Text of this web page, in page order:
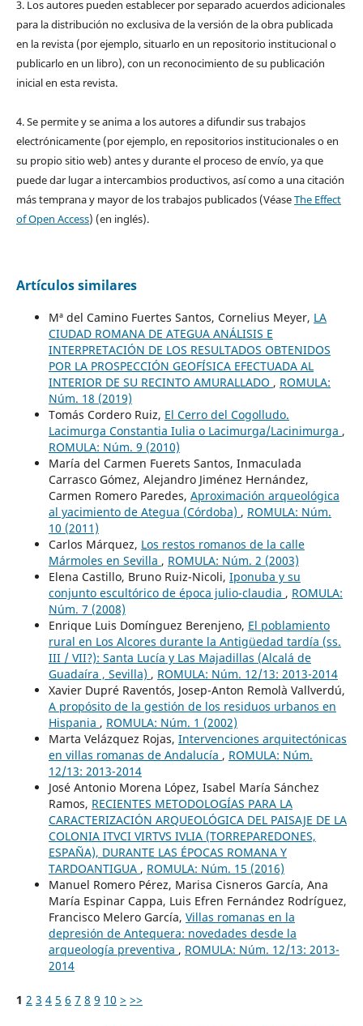
3. Los autores pueden establecer por separado acuerdos adicionales
para la distribución no exclusiva de la versión de la obra publicada
en la revista (por ejemplo, situarlo en un repositorio institucional o
publicarlo en un libro), con un reconocimiento de su publicación
inicial en esta revista.
4. Se permite y se anima a los autores a difundir sus trabajos
electrónicamente (por ejemplo, en repositorios institucionales o en
su propio sitio web) antes y durante el proceso de envío, ya que
puede dar lugar a intercambios productivos, así como a una citación
más temprana y mayor de los trabajos publicados (VéaseThe Effect
of Open Access) (en inglés).
Artículos similares
Mª del Camino Fuertes Santos, Cornelius Meyer, LA
CIUDAD ROMANA DE ATEGUA ANÁLISIS E
INTERPRETACIÓN DE LOS RESULTADOS OBTENIDOS
POR LA PROSPECCIÓN GEOFÍSICA EFECTUADA AL
INTERIOR DE SU RECINTO AMURALLADO , ROMULA:
Núm. 18 (2019)
Tomás Cordero Ruiz, El Cerro del Cogolludo.
Lacimurga Constantia Iulia o Lacimurga/Lacinimurga ,
ROMULA: Núm. 9 (2010)
María del Carmen Fuerets Santos, Inmaculada
Carrasco Gómez, Alejandro Jiménez Hernández,
Carmen Romero Paredes, Aproximación arqueológica
al yacimiento de Ategua (Córdoba) , ROMULA: Núm.
10 (2011)
Carlos Márquez, Los restos romanos de la calle
Mármoles en Sevilla , ROMULA: Núm. 2 (2003)
Elena Castillo, Bruno Ruiz-Nicoli, Iponuba y su
conjunto escultórico de época julio-claudia , ROMULA:
Núm. 7 (2008)
Enrique Luis Domínguez Berenjeno, El poblamiento
rural en Los Alcores durante la Antigüedad tardía (ss.
III / VII?): Santa Lucía y Las Majadillas (Alcalá de
Guadaíra , Sevilla) , ROMULA: Núm. 12/13: 2013-2014
Xavier Dupré Raventós, Josep-Anton Remolà Vallverdú,
A propósito de la gestión de los residuos urbanos en
Hispania , ROMULA: Núm. 1 (2002)
Marta Velázquez Rojas, Intervenciones arquitectónicas
en villas romanas de Andalucía , ROMULA: Núm.
12/13: 2013-2014
José Antonio Morena López, Isabel María Sánchez
Ramos, RECIENTES METODOLOGÍAS PARA LA
CARACTERIZACIÓN ARQUEOLÓGICA DEL PAISAJE DE LA
COLONIA ITVCI VIRTVS IVLIA (TORREPAREDONES,
ESPAÑA), DURANTE LAS ÉPOCAS ROMANA Y
TARDOANTIGUA , ROMULA: Núm. 15 (2016)
Manuel Romero Pérez, Marisa Cisneros García, Ana
María Espinar Cappa, Luis Efren Fernández Rodríguez,
Francisco Melero García, Villas romanas en la
depresión de Antequera: novedades desde la
arqueología preventiva , ROMULA: Núm. 12/13: 2013-
2014
1 2 3 4 5 6 7 8 9 10 > >>